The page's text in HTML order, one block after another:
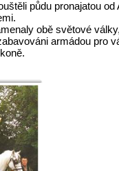
půdu pronajatou
obě světové
armádou pro